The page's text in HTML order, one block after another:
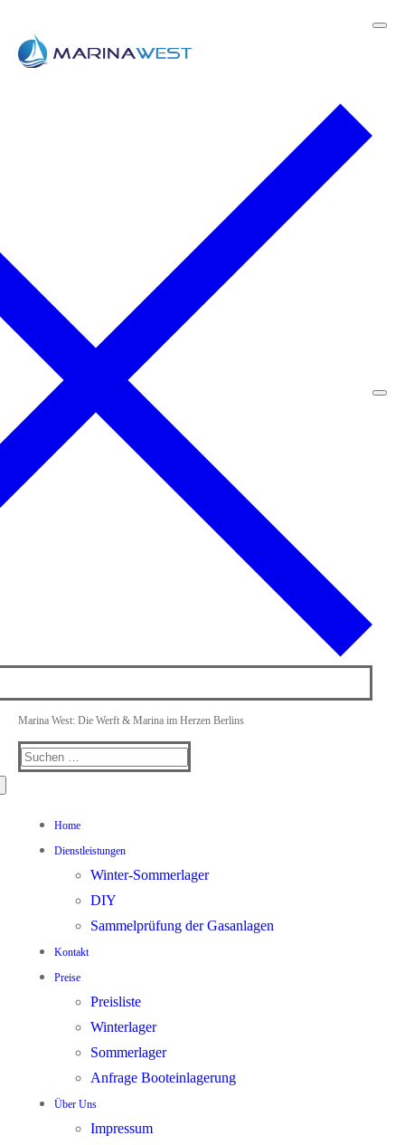
Marina West: Die Werft & Marina im Herzen Berlins
Suchen
Home
Dienstleistungen
Winter-Sommerlager
DIY
Sammelprüfung der Gasanlagen
Kontakt
Preise
Preisliste
Winterlager
Sommerlager
Anfrage Booteinlagerung
Über Uns
Impressum